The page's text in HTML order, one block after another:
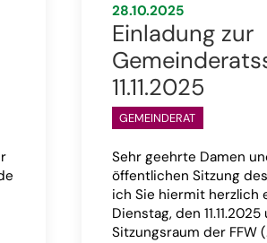
28.10.2025
Einladung zur
11.11.2025
GEMEINDERAT
Sehr geehrte Damen
öffentlichen Sitzung
ich Sie hiermit herzlich
Dienstag, den
Sitzungsraum der FFW